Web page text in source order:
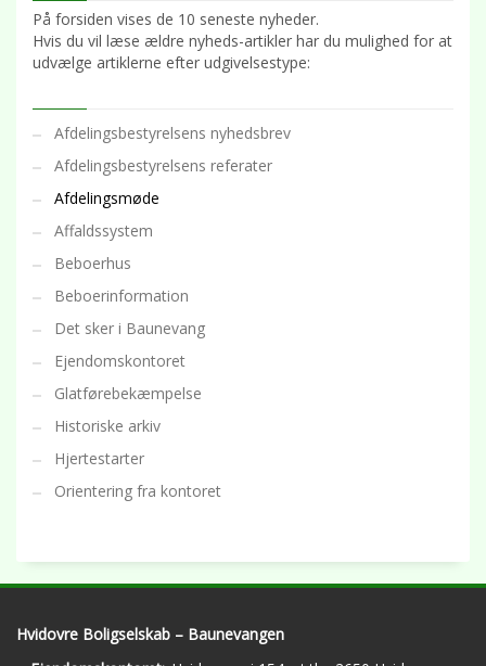
På forsiden vises de 10 seneste nyheder.
Hvis du vil læse ældre nyheds-artikler har du mulighed for at
udvælge artiklerne efter udgivelsestype:
Afdelingsbestyrelsens nyhedsbrev
Afdelingsbestyrelsens referater
Afdelingsmøde
Affaldssystem
Beboerhus
Beboerinformation
Det sker i Baunevang
Ejendomskontoret
Glatførebekæmpelse
Historiske arkiv
Hjertestarter
Orientering fra kontoret
Hvidovre Boligselskab – Baunevangen